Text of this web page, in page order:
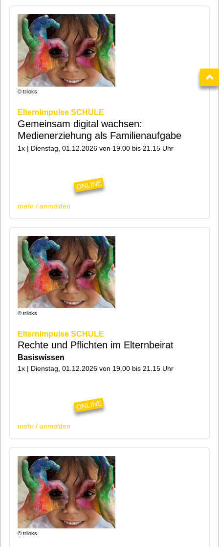
© triloks
ElternImpulse SCHULE
Gemeinsam digital wachsen:
Medienerziehung als Familienaufgabe
1x | Dienstag, 01.12.2026 von 19.00 bis 21.15 Uhr
ONLINE
mehr / anmelden
© triloks
ElternImpulse SCHULE
Rechte und Pflichten im Elternbeirat
Basiswissen
1x | Dienstag, 01.12.2026 von 19.00 bis 21.15 Uhr
ONLINE
mehr / anmelden
© triloks